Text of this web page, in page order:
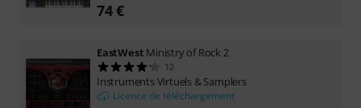
74 €
EastWest Ministry of Rock 2
12
Instruments Virtuels & Samplers
Licence de téléchargement